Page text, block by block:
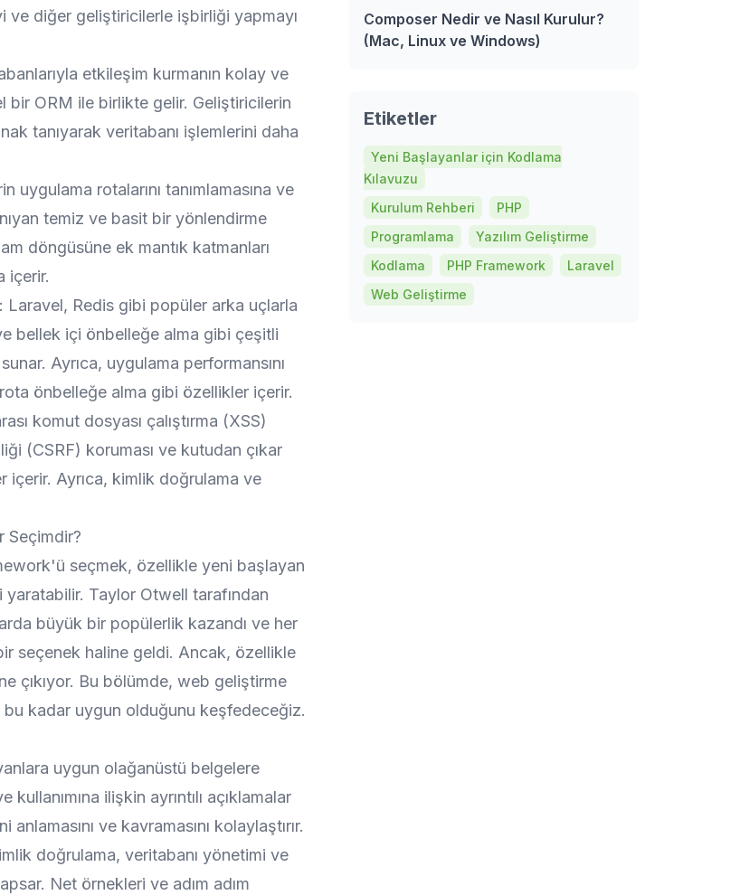
ve diğer geliştiricilerle işbirliği yapmayı
etkileşim kurmanın kolay ve
bir ORM ile birlikte gelir. Geliştiricilerin
tanıyarak veritabanı işlemlerini daha
uygulama rotalarını tanımlamasına ve
temiz ve basit bir yönlendirme
döngüsüne ek mantık katmanları
içerir.
: Laravel, Redis gibi popüler arka uçlarla
bellek içi önbelleğe alma gibi çeşitli
Ayrıca, uygulama performansını
önbelleğe alma gibi özellikler içerir.
komut dosyası çalıştırma (XSS)
(CSRF) koruması ve kutudan çıkar
içerir. Ayrıca, kimlik doğrulama ve
Seçimdir?
seçmek, özellikle yeni başlayan
Taylor Otwell tarafından
büyük bir popülerlik kazandı ve her
seçenek haline geldi. Ancak, özellikle
çıkıyor. Bu bölümde, web geliştirme
kadar uygun olduğunu keşfedeceğiz.
uygun olağanüstü belgelere
ilişkin ayrıntılı açıklamalar
ve kavramasını kolaylaştırır.
doğrulama, veritabanı yönetimi ve
Net örnekleri ve adım adım
Composer Nedir ve Nasıl Kurulur?
(Mac, Linux ve Windows)
Etiketler
Yeni Başlayanlar için Kodlama
Kılavuzu
Kurulum Rehberi
PHP
Programlama
Yazılım Geliştirme
Kodlama
PHP Framework
Laravel
Web Geliştirme